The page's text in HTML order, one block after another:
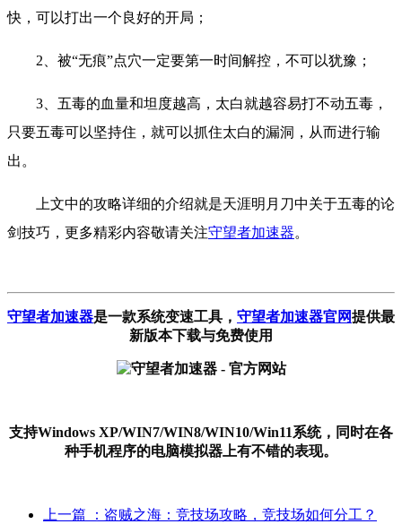
快，可以打出一个良好的开局；
2、被“无痕”点穴一定要第一时间解控，不可以犹豫；
3、五毒的血量和坦度越高，太白就越容易打不动五毒，
只要五毒可以坚持住，就可以抓住太白的漏洞，从而进行输
出。
上文中的攻略详细的介绍就是天涯明月刀中关于五毒的论
剑技巧，更多精彩内容敬请关注守望者加速器。
守望者加速器是一款系统变速工具 ， 守望者加速器官网提供最
新版本下载与免费使用
支持Windows XP/WIN7/WIN8/WIN10/Win11系统，同时在各
种手机程序的电脑模拟器上有不错的表现。
上一篇
：盗贼之海：竞技场攻略，竞技场如何分工？